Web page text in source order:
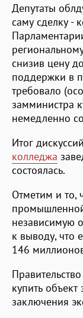
Депутаты
саму сделку -
снизив цену
поддержки в
требовало
замминистра
немедленно
Итог
колледжа
состоялась.
Отметим и то,
независимую
к выводу, что
146
купить
заключения